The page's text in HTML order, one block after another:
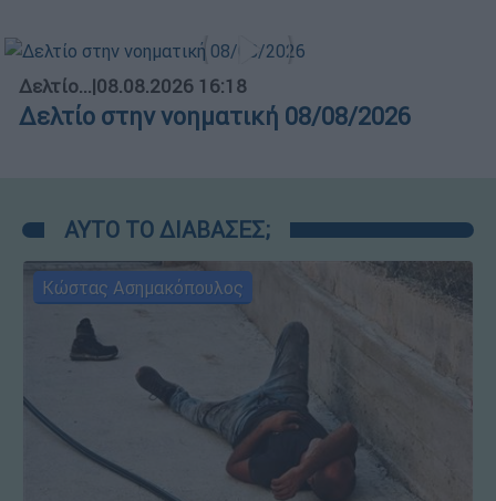
Δελτίο...|08.08.2026 16:18
Δελτίο στην νοηματική 08/08/2026
ΑΥΤΟ ΤΟ ΔΙΑΒΑΣΕΣ;
Κώστας Ασημακόπουλος